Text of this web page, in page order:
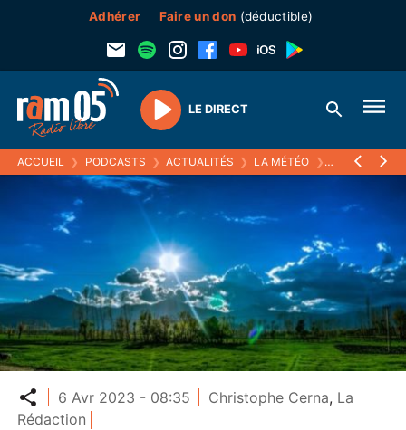
Adhérer Faire un don (déductible)
Play
LE DIRECT
ACCUEIL ❯ PODCASTS ❯ ACTUALITÉS ❯ LA MÉTÉO ❯ 06 AVRIL 2023
Partager
6 Avr 2023 - 08:35 Christophe Cerna, La
Rédaction